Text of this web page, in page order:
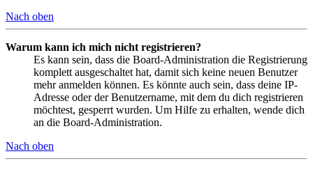
Nach oben
Warum kann ich mich nicht registrieren?
Es kann sein, dass die Board-Administration die Registrierung
komplett ausgeschaltet hat, damit sich keine neuen Benutzer
mehr anmelden können. Es könnte auch sein, dass deine IP-
Adresse oder der Benutzername, mit dem du dich registrieren
möchtest, gesperrt wurden. Um Hilfe zu erhalten, wende dich
an die Board-Administration.
Nach oben